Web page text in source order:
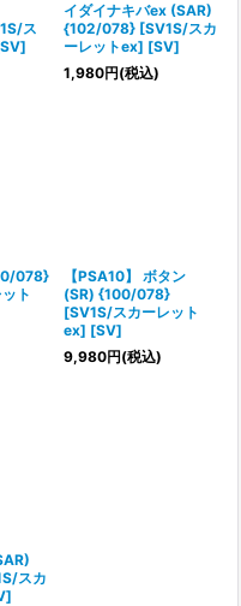
ス
イダイナキバex (SAR)
{102/078} [SV1S/スカ
ーレットex] [SV]
1,980円(税込)
078}
ト
【PSA10】 ボタン
(SR) {100/078}
[SV1S/スカーレット
ex] [SV]
9,980円(税込)
スカ